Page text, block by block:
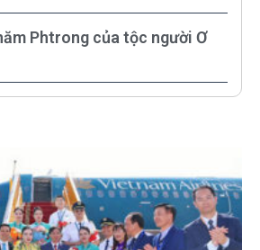
Phtrong của tộc người Ơ